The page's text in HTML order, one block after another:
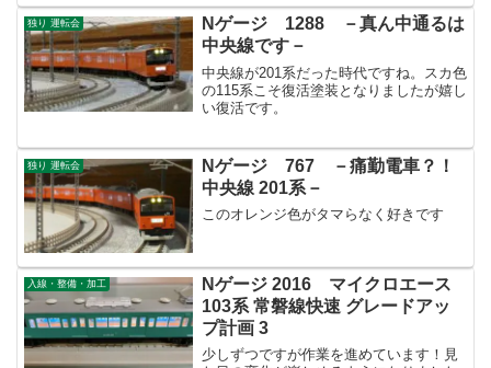
独り 運転会
Nゲージ 1288 －真ん中通るは
中央線です－
中央線が201系だった時代ですね。スカ色
の115系こそ復活塗装となりましたが嬉し
い復活です。
独り 運転会
Nゲージ 767 －痛勤電車？！
中央線 201系－
このオレンジ色がタマらなく好きです
入線・整備・加工
Nゲージ 2016 マイクロエース
103系 常磐線快速 グレードアッ
プ計画 3
少しずつですが作業を進めています！見